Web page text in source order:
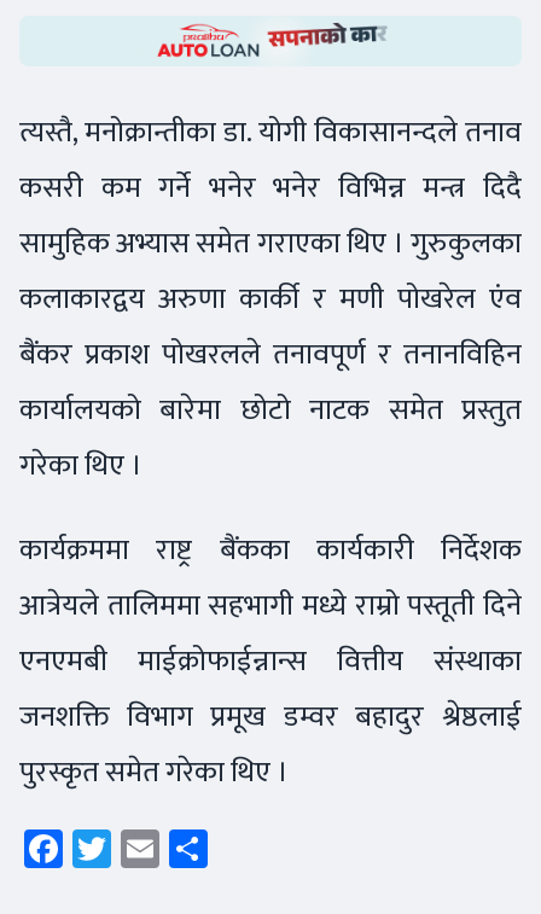
त्यस्तै, मनोक्रान्तीका डा. योगी विकासानन्दले तनाव
कसरी कम गर्ने भनेर भनेर विभिन्न मन्त्र दिदै
सामुहिक अभ्यास समेत गराएका थिए । गुरुकुलका
कलाकारद्वय अरुणा कार्की र मणी पोखरेल एंव
बैंकर प्रकाश पोखरलले तनावपूर्ण र तनानविहिन
कार्यालयको बारेमा छोटो नाटक समेत प्रस्तुत
गरेका थिए ।
कार्यक्रममा राष्ट्र बैंकका कार्यकारी निर्देशक
आत्रेयले तालिममा सहभागी मध्ये राम्रो पस्तूती दिने
एनएमबी माईक्रोफाईन्नान्स वित्तीय संस्थाका
जनशक्ति विभाग प्रमूख डम्वर बहादुर श्रेष्ठलाई
पुरस्कृत समेत गरेका थिए ।
Facebook
Twitter
Email